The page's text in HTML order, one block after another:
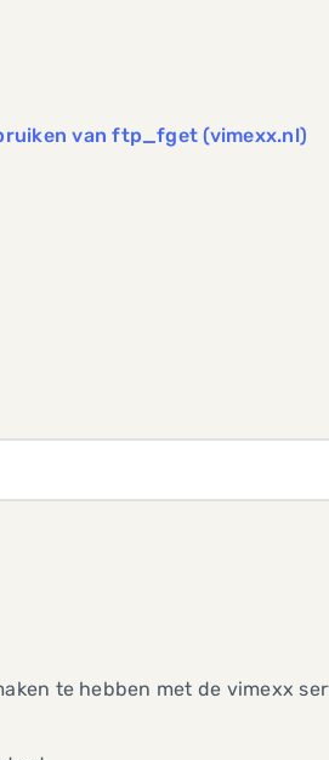
van ftp_fget (vimexx.nl)
te hebben met de vimexx